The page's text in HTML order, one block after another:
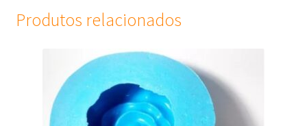
Produtos relacionados